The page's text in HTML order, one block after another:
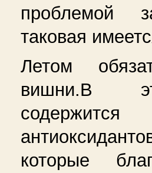
проблемой
таковая
Летом
вишни.В
которые